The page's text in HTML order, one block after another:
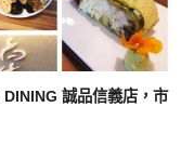
DINING 誠品信義店，市